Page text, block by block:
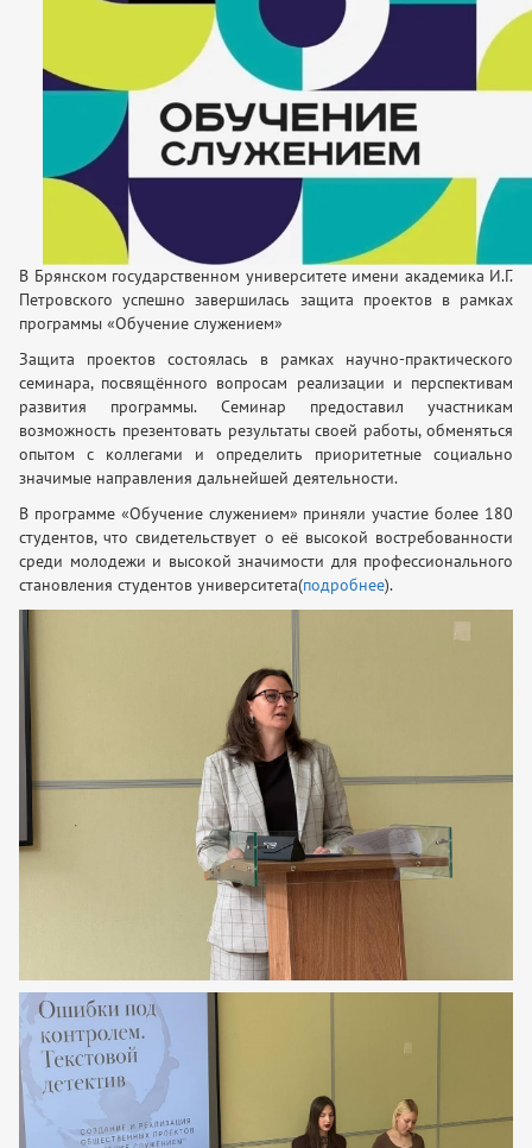
В Брянском государственном университете имени академика И.Г.
Петровского успешно завершилась защита проектов в рамках
программы «Обучение служением»
Защита проектов состоялась в рамках научно-практического
семинара, посвящённого вопросам реализации и перспективам
развития программы. Семинар предоставил участникам
возможность презентовать результаты своей работы, обменяться
опытом с коллегами и определить приоритетные социально
значимые направления дальнейшей деятельности.
В программе «Обучение служением» приняли участие более 180
студентов, что свидетельствует о её высокой востребованности
среди молодежи и высокой значимости для профессионального
становления студентов университета(подробнее).